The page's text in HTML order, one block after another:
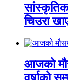
सांस्कृतिक
चिउरा
आजको